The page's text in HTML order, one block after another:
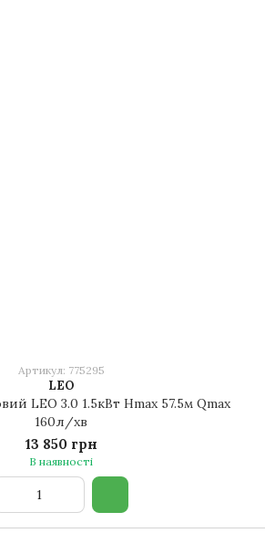
Артикул: 775295
LEO
LEO 3.0 1.5кВт Hmax 57.5м Qmax
160л/хв
13 850 грн
В наявності